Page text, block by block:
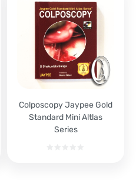
Colposcopy Jaypee Gold
Standard Mini Altlas
Series